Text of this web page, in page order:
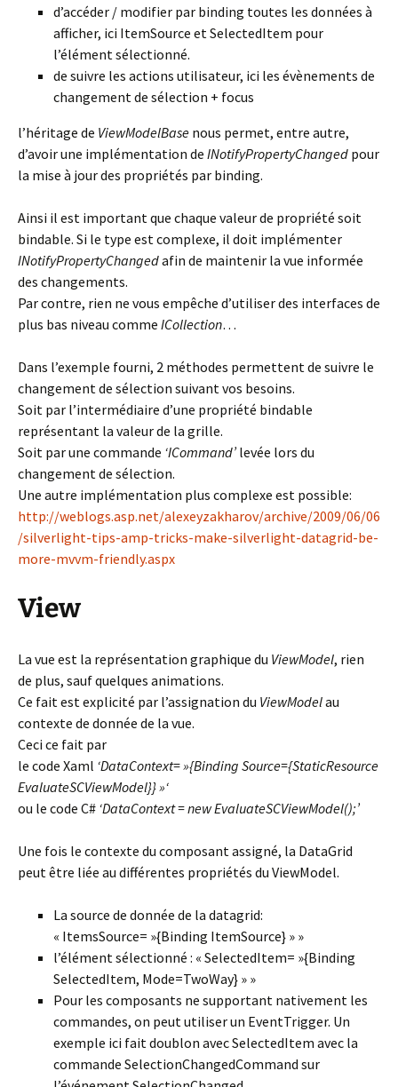
d’accéder / modifier par binding toutes les données à
afficher, ici ItemSource et SelectedItem pour
l’élément sélectionné.
de suivre les actions utilisateur, ici les évènements de
changement de sélection + focus
l’héritage de ViewModelBase nous permet, entre autre,
d’avoir une implémentation de INotifyPropertyChanged pour
la mise à jour des propriétés par binding.
Ainsi il est important que chaque valeur de propriété soit
bindable. Si le type est complexe, il doit implémenter
INotifyPropertyChangedafin de maintenir la vue informée
des changements.
Par contre, rien ne vous empêche d’utiliser des interfaces de
plus bas niveau comme ICollection…
Dans l’exemple fourni, 2 méthodes permettent de suivre le
changement de sélection suivant vos besoins.
Soit par l’intermédiaire d’une propriété bindable
représentant la valeur de la grille.
Soit par une commande ‘ICommand’levée lors du
changement de sélection.
Une autre implémentation plus complexe est possible:
http://weblogs.asp.net/alexeyzakharov/archive/2009/06/06
/silverlight-tips-amp-tricks-make-silverlight-datagrid-be-
more-mvvm-friendly.aspx
View
La vue est la représentation graphique du ViewModel, rien
de plus, sauf quelques animations.
Ce fait est explicité par l’assignation du ViewModelau
contexte de donnée de la vue.
Ceci ce fait par
le code Xaml ‘DataContext= »{Binding Source={StaticResource
EvaluateSCViewModel}} »‘
ou le code C# ‘DataContext = new EvaluateSCViewModel();’
Une fois le contexte du composant assigné, la DataGrid
peut être liée au différentes propriétés du ViewModel.
La source de donnée de la datagrid:
« ItemsSource= »{Binding ItemSource} » »
l’élément sélectionné : « SelectedItem= »{Binding
SelectedItem, Mode=TwoWay} » »
Pour les composants ne supportant nativement les
commandes, on peut utiliser un EventTrigger. Un
exemple ici fait doublon avec SelectedItem avec la
commande SelectionChangedCommand sur